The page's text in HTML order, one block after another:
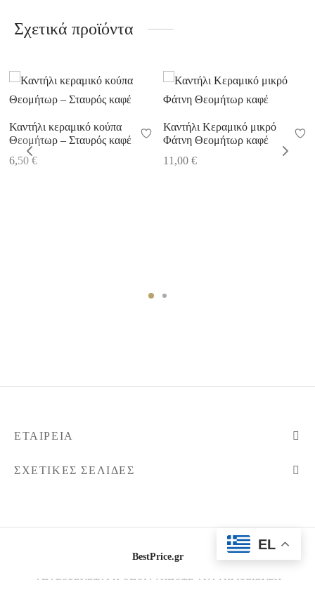
Σχετικά προϊόντα
Καντήλι κεραμικό κούπα
Θεομήτωρ – Σταυρός καφέ
6,50 €
Καντήλι Κεραμικό μικρό
Φάτνη Θεομήτωρ καφέ
11,00 €
ΕΤΑΙΡΕΊΑ
ΣΧΕΤΙΚΈΣ ΣΕΛΊΔΕΣ
BestPrice.gr
ΑΠΑΓΟΡΕΥΕΤΑΙ Η ΟΠΟΙΑΔΗΠΟΤΕ ΑΝΑΔΗΜΟΣΙΕΥΣΗ
EL